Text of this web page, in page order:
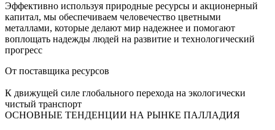
Эффективно используя природные ресурсы и акционерный
капитал, мы обеспечиваем человечество цветными
металлами, которые делают мир надежнее и помогают
воплощать надежды людей на развитие и технологический
прогресс
От поставщика ресурсов
К движущей силе глобального перехода на экологически
чистый транспорт
ОСНОВНЫЕ ТЕНДЕНЦИИ НА РЫНКЕ ПАЛЛАДИЯ